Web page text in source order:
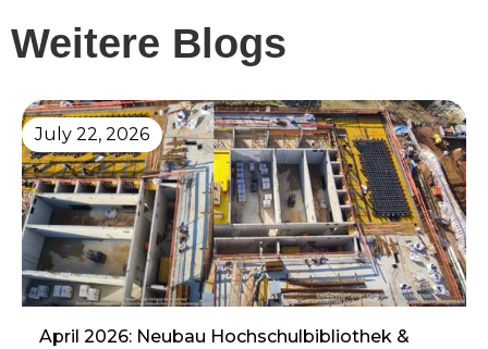
Weitere Blogs
July 22, 2026
April 2026: Neubau Hochschulbibliothek &